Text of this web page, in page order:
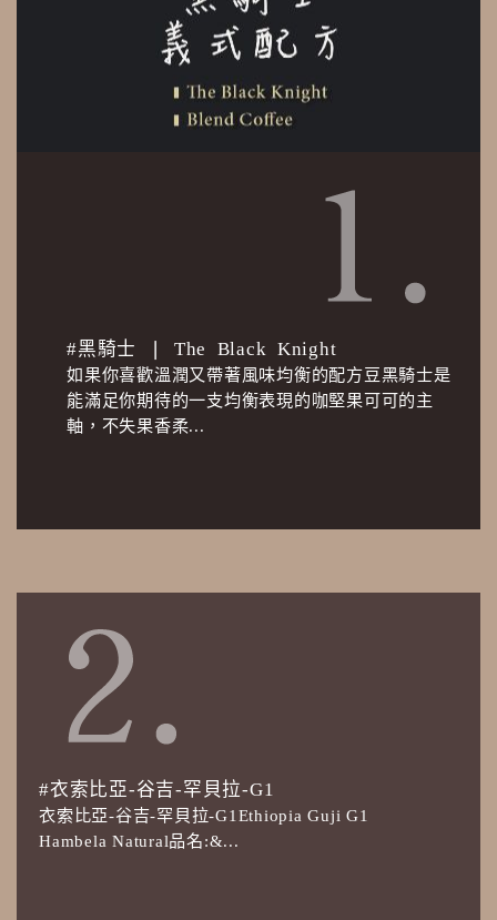
#黑騎士 ❘ The Black Knight
如果你喜歡溫潤又帶著風味均衡的配方豆黑騎士是
能滿足你期待的一支均衡表現的咖堅果可可的主
軸，不失果香柔...
#衣索比亞-谷吉-罕貝拉-G1
衣索比亞-谷吉-罕貝拉-G1Ethiopia Guji G1
Hambela Natural品名:&...